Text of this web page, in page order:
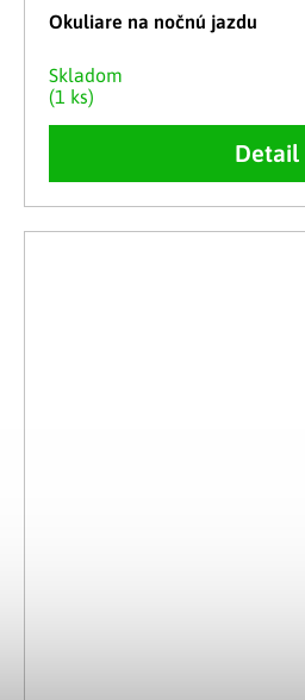
Okuliare na nočnú jazdu
Skladom
(1 ks)
Detail